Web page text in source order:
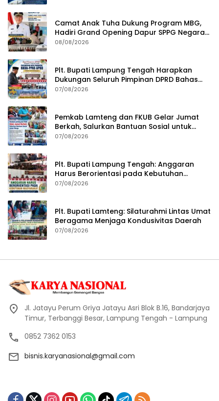
Camat Anak Tuha Dukung Program MBG,
Hadiri Grand Opening Dapur SPPG Negara
Aji Tua Lampung Tengah
08/08/2026
Plt. Bupati Lampung Tengah Harapkan
Dukungan Seluruh Pimpinan DPRD Bahas
RKUA-PPAS APBD Tahun 2027
07/08/2026
Pemkab Lamteng dan FKUB Gelar Jumat
Berkah, Salurkan Bantuan Sosial untuk
Warga
07/08/2026
Plt. Bupati Lampung Tengah: Anggaran
Harus Berorientasi pada Kebutuhan
Masyarakat
07/08/2026
Plt. Bupati Lamteng: Silaturahmi Lintas Umat
Beragama Menjaga Kondusivitas Daerah
07/08/2026
Jl. Jatayu Perum Griya Jatayu Asri Blok B.16, Bandarjaya
Timur, Terbanggi Besar, Lampung Tengah - Lampung
0852 7362 0153
bisnis.karyanasional@gmail.com